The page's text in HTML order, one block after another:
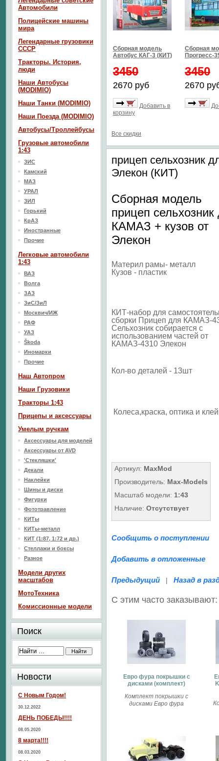
Сборная модель
Автобус КАГ-3 (КИТ)
3450
2670 руб
Добавить в
корзину
Сборная
Прогресс-
3450
2670
Все скидки
прицеп сельхозник
Элекон (КИТ)
Сборная модель
прицеп сельхозник
КАМАЗ + кузов от
Элекон
Материл рамы- металл
Кузов - пластик
КИТ-набор для
сборки Прицеп для КАМАЗ-
Сельхозник собирается с
использованием частей от
КАМАЗ-4310 Элекон
Кол-во деталей - 13шт
Колеса,краска, оптика и
Артикул: MaxMod
Производитель: Max-Models
Масштаб модели: 1:43
Наличие: Отсутствует
Сообщить о поступлении
Добавить в отложенные
Предыдущий | Назад в
С этим часто заказывают:
Евро фура покрышки с
дисками (комплект)
Комплект покрышки с
дисками Евро фура
Автомобили
Полицейские машины
мира
Легендарные грузовики
СССР
Тракторы. История,
люди
Наши Автобусы
(MODIMIO)
Наши Танки (MODIMIO)
Наши Поезда (MODIMIO)
Автобусы/Троллейбусы
Грузовые автомобили
1:43
ЗИС
Камский
МАЗ
УРАЛ
ЗИЛ
Горький
КрАЗ
Иностранные
Прочие
Легковые автомобили
1:43
ВАЗ
Волга
ЗАЗ
ЗиС/ЗиЛ
Москвич/ИЖ
РАФ
УАЗ
Škoda
Иномарки
Прочие
Наш Aвтопром
Наши Грузовики
Тракторы 1:43
Прицепы и аксессуары
Умелым ручкам
Аксессуары для моделей
Аксессуары от AVD
'Стекляшки'
Декали
Наклейки
Шины и диски
Фигурки
Фототравление
КИТы
КИТы-металл
КИТ (1:87, 1:72 и др.)
Стеллажи и боксы
Разное
Модели других
масштабов
МотоТехника
Комиссионные модели
Поиск
Новости
С Новым Годом!
30.12.2022
ДЕНЬ ПОБЕДЫ!!!!
08.05.2020
8 марта!!!!
08.03.2020